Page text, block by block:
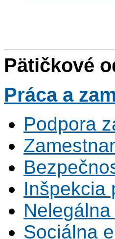
Pätičkové
Prácaa
Podpora
Inšpekcia
Sociálna